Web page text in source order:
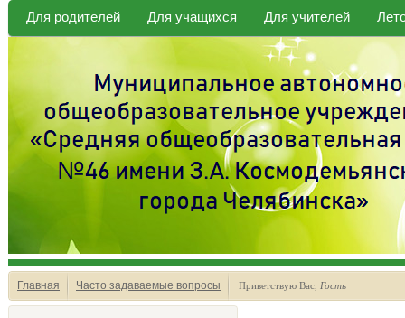
Для родителей Для учащихся Для учителей
Главная Часто задаваемые вопросы Приветствую Вас Гость